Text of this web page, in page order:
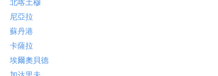
北喀土穆
尼亞拉
蘇丹港
卡薩拉
埃爾奧貝德